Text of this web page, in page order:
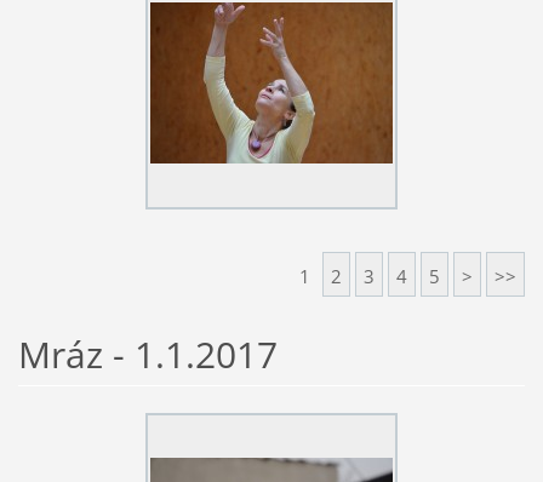
1 2 3 4 5 > >>
Mráz - 1.1.2017